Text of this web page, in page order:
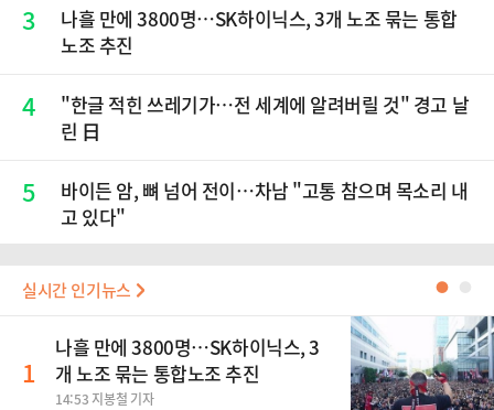
3
나흘 만에 3800명…SK하이닉스, 3개 노조 묶는 통합
노조 추진
4
"한글 적힌 쓰레기가…전 세계에 알려버릴 것" 경고 날
린 日
5
바이든 암, 뼈 넘어 전이…차남 "고통 참으며 목소리 내
고 있다"
실시간 인기뉴스 ●
1
나흘 만에 3800명…SK하이닉스, 3
개 노조 묶는 통합노조 추진
14:53 지봉철 기자